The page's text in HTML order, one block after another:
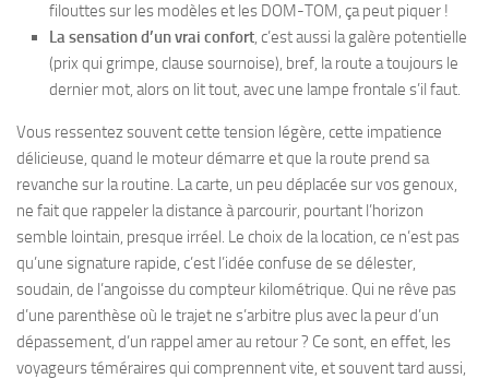
filouttes sur les modèles et les DOM-TOM, ça peut piquer !
La sensation d’un vrai confort, c’est aussi la galère potentielle
(prix qui grimpe, clause sournoise), bref, la route a toujours le
dernier mot, alors on lit tout, avec une lampe frontale s’il faut.
Vous ressentez souvent cette tension légère, cette impatience
délicieuse, quand le moteur démarre et que la route prend sa
revanche sur la routine. La carte, un peu déplacée sur vos genoux,
ne fait que rappeler la distance à parcourir, pourtant l’horizon
semble lointain, presque irréel. Le choix de la location, ce n’est pas
qu’une signature rapide, c’est l’idée confuse de se délester,
soudain, de l’angoisse du compteur kilométrique. Qui ne rêve pas
d’une parenthèse où le trajet ne s’arbitre plus avec la peur d’un
dépassement, d’un rappel amer au retour ? Ce sont, en effet, les
voyageurs téméraires qui comprennent vite, et souvent tard aussi,